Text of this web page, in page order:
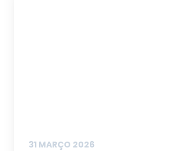
31 MARÇO 2026